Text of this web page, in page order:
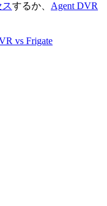
するか、 Agent DVR
vs Frigate